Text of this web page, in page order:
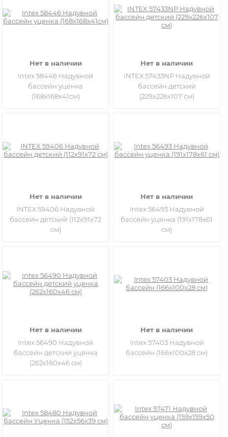
Нет в наличии
Intex 58446 Надувной
бассейн уценка
(168х168х41см)
Нет в наличии
INTEX 57433NP Надувной
бассейн детский
(229х226х107 см)
Нет в наличии
INTEX 59406 Надувной
бассейн детский (112х91х72
см)
Нет в наличии
Intex 56493 Надувной
бассейн уценка (191x178x61
см)
Нет в наличии
Intex 56490 Надувной
бассейн детский уценка
(262x160x46 см)
Нет в наличии
Intex 57403 Надувной
бассейн (166x100x28 см)